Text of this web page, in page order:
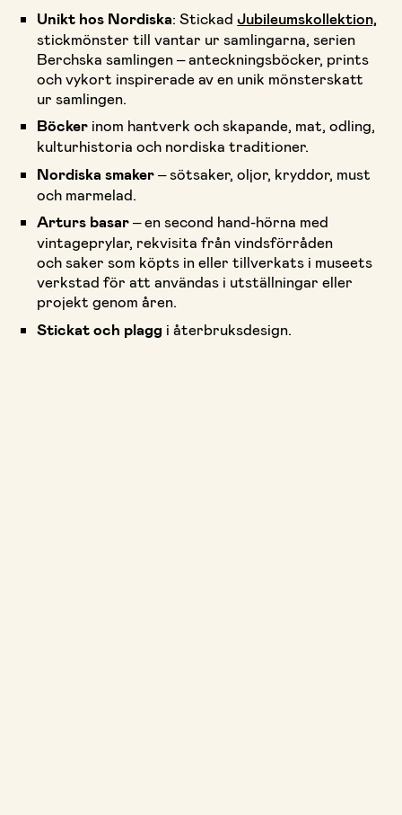
Unikt hos Nordiska: StickadJubileumskollektion,
stickmönster till vantar ur samlingarna, serien
Berchska samlingen – anteckningsböcker, prints
och vykort inspirerade av en unik mönsterskatt
ur samlingen.
Böcker inom hantverk och skapande, mat, odling,
kulturhistoria och nordiska traditioner.
Nordiska smaker – sötsaker, oljor, kryddor, must
och marmelad.
Arturs basar– en second hand-hörna med
vintageprylar, rekvisita från vindsförråden
och saker som köpts in eller tillverkats i museets
verkstad för att användas i utställningar eller
projekt genom åren.
Stickat och plagg i återbruksdesign.